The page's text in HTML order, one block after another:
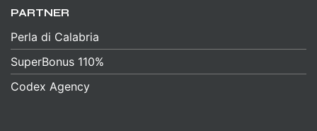
PARTNER
Perla di Calabria
SuperBonus 110%
Codex Agency